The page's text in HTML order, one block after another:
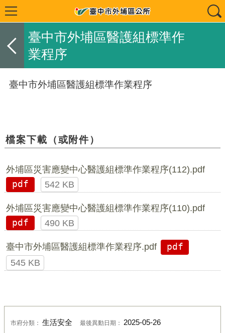
臺中市外埔區醫護組標準作
業程序
臺中市外埔區醫護組標準作業程序
檔案下載（或附件）
外埔區災害應變中心醫護組標準作業程序(112).pdf
pdf
542 KB
外埔區災害應變中心醫護組標準作業程序(110).pdf
pdf
490 KB
臺中市外埔區醫護組標準作業程序.pdf
pdf
545 KB
市府分類： 生活安全 最後異動日期： 2025-05-26